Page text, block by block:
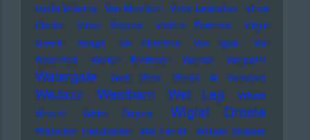
Uschi Brüning Van Morrison Vicky Leandros Vince
Clarke
Vince Staples Violent Femmes
Virgin
Steele
Visage Viv Albertine Von Spar
Von
Südenfed
Walker Brothers Wanda Warpaint
Watergate Web Web Weird Al Yankovic
WeJazz Westbam Wet Leg
Wham
Wham!
White Stripes Wiglaf Droste
Wildecker Herzbuben Will Ferrell
William Shatner